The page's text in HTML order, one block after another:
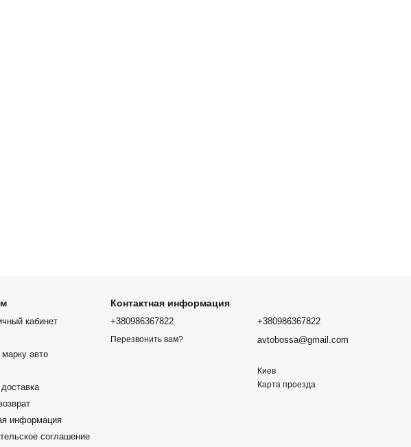
кабинет
марку авто
информация
соглашение
Контактная информация
+380986367822
Перезвонить вам?
+380986367822
avtobossa@gmail.com
Киев
Карта проезда